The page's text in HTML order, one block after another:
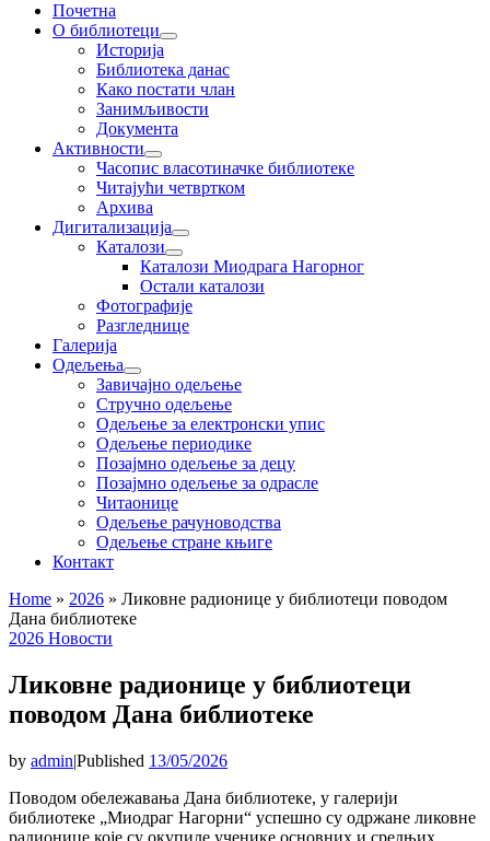
Почетна
О библиотеци
Историја
Библиотека данас
Како постати члан
Занимљивости
Документа
Активности
Часопис власотиначке библиотеке
Читајући четвртком
Архива
Дигитализација
Каталози
Каталози Миодрага Нагорног
Остали каталози
Фотографије
Разгледнице
Галерија
Одељења
Завичајно одељење
Стручно одељење
Одељење за електронски упис
Одељење периодике
Позајмно одељење за децу
Позајмно одељење за одрасле
Читаонице
Одељење рачуноводства
Одељење стране књиге
Контакт
Home » 2026 » Ликовне радионице у библиотеци поводом
Дана библиотеке
2026 Новости
Ликовне радионице у библиотеци
поводом Дана библиотеке
by admin|Published 13/05/2026
Поводом обележавања Дана библиотеке, у галерији
библиотеке „Миодраг Нагорни“ успешно су одржане ликовне
радионице које су окупиле ученике основних и средњих